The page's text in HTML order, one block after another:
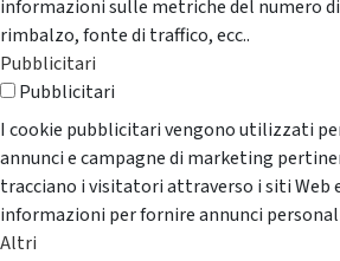
informazioni sulle metriche del numero
rimbalzo, fonte di traffico, ecc..
Pubblicitari
Pubblicitari
I cookie pubblicitari vengono utilizzati
annunci e campagne di marketing
tracciano i visitatori attraverso i siti Web
informazioni per fornire annunci
Altri